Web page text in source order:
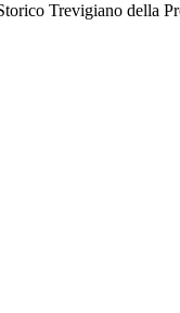
Trevigiano della